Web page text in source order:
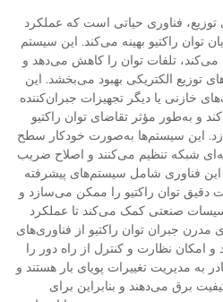
توزیع، فناوری حیاتی است که عملکرد
توان راکتیو بهینه می‌کند. این سیستم
می‌کند، تلفات توان را کاهش می‌دهد و
توزیع الکتریکی بهبود می‌بخشد. این
خازنی یا دیگر تجهیزات جبران‌کننده
و به‌طور مؤثر تقاضای توان راکتیو
این سیستم‌ها به‌صورت خودکار سطح
شبکه تنظیم می‌کنند و اصلاح ضریب
این فناوری شامل سیستم‌های پیشرفته
توان راکتیو را ممکن می‌سازد و
صنعتی کمک می‌کند تا عملکرد
جبران توان راکتیو از فناوری‌های
امکان نظارت و کنترل از راه دور را
به مدیریت تغییرات پویای بار هستند و
برق می‌دهند و بنابراین برای